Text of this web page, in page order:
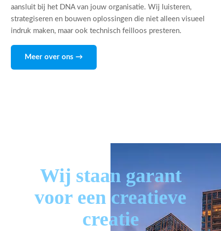
aansluit bij het DNA van jouw organisatie. Wij luisteren,
strategiseren en bouwen oplossingen die niet alleen visueel
indruk maken, maar ook technisch feilloos presteren.
Meer over ons →
Wij staan garant
voor een creatieve
creatie